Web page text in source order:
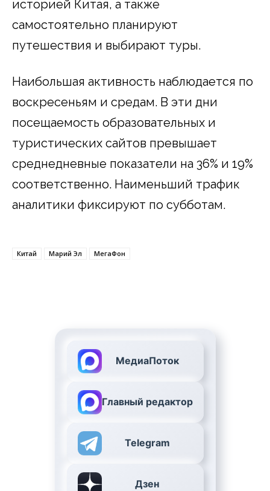
историей Китая, а также
самостоятельно планируют
путешествия и выбирают туры.
Наибольшая активность наблюдается по
воскресеньям и средам. В эти дни
посещаемость образовательных и
туристических сайтов превышает
среднедневные показатели на 36% и 19%
соответственно. Наименьший трафик
аналитики фиксируют по субботам.
Китай Марий Эл МегаФон
МедиаПоток
Главный редактор
Telegram
Дзен